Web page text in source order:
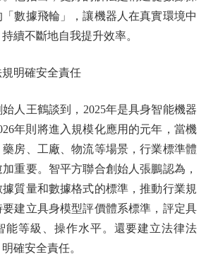
數據飛輪」，讓機器人在真實環境中
續不斷地自我提升效率。
明確安全責任
王鶴談到，2025年是具身智能機器
年則將進入規模化應用的元年，當機
房、工廠、物流等場景，行業標準體
重要。智平方聯合創始人張鵬認為，
質量和數據格式的標準，推動行業規
建立具身模型評價體系標準，評定具
能等級、操作水平。還要建立法律法
確安全責任。